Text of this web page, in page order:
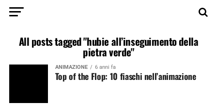
All posts tagged "hubie all’inseguimento della
pietra verde"
ANIMAZIONE 6 anni fa
Top of the Flop: 10 fiaschi nell’animazione